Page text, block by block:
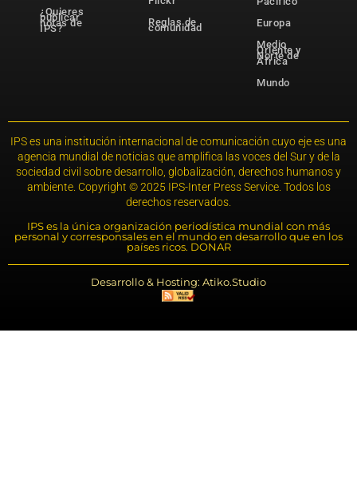
¿Quieres
publicar
notas de
IPS?
Reglas de
comunidad
Europa
Medio
Oriente y
Norte de
África
Mundo
IPS es una institución internacional de comunicación cuyo eje es una
agencia mundial de noticias que amplifica las voces del Sur y de la
sociedad civil sobre desarrollo, globalización, derechos humanos y
ambiente. Copyright © 2025 IPS-Inter Press Service. Todos los
derechos reservados.
IPS es la única organización periodística mundial con más
personal y corresponsales en el mundo en desarrollo que en los
países ricos. DONAR
Desarrollo & Hosting: Atiko.Studio